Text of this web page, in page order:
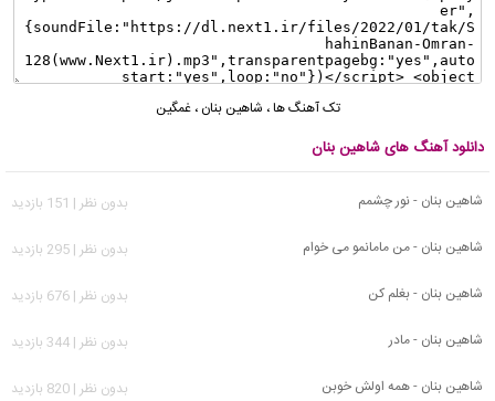
تک آهنگ ها، شاهین بنان ،غمگین
دانلود آهنگ های شاهین بنان
شاهین بنان - نور چشمم
بدون نظر | 151 بازدید
شاهین بنان - من مامانمو می خوام
بدون نظر | 295 بازدید
شاهین بنان - بغلم کن
بدون نظر | 676 بازدید
شاهین بنان - مادر
بدون نظر | 344 بازدید
شاهین بنان - همه اولش خوبن
بدون نظر | 820 بازدید